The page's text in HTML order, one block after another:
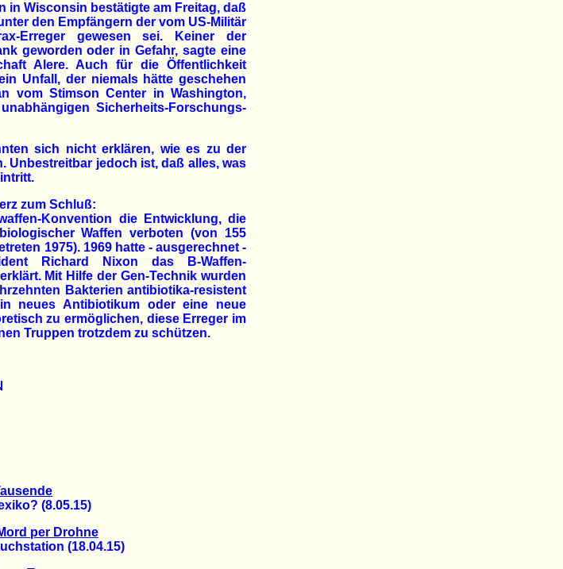
in Wisconsin bestätigte am Freitag, daß
den Empfängern der vom US-Militär
Erreger gewesen sei. Keiner der
geworden oder in Gefahr, sagte eine
Alere. Auch für die Öffentlichkeit
Unfall, der niemals hätte geschehen
vom Stimson Center in Washington,
Sicherheits-Forschungs-
sich nicht erklären, wie es zu der
Unbestreitbar jedoch ist, daß alles, was
zum Schluß:
Konvention die Entwicklung, die
Waffen verboten (von 155
1975). 1969 hatte - ausgerechnet -
Richard Nixon das B-Waffen-
Mit Hilfe der Gen-Technik wurden
Bakterien antibiotika-resistent
neues Antibiotikum oder eine neue
zu ermöglichen, diese Erreger im
Truppen trotzdem zu schützen.
(8.05.15)
per Drohne
(18.04.15)